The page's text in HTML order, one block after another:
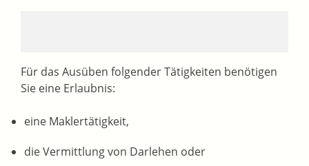
Für das Ausüben folgender Tätigkeiten benötigen
Sie eine Erlaubnis:
eine Maklertätigkeit,
die Vermittlung von Darlehen oder